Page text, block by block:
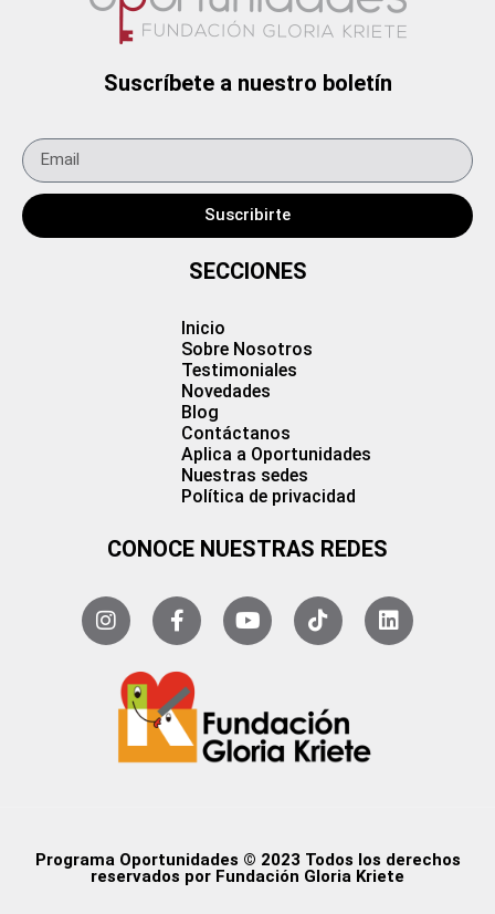
Suscríbete a nuestro boletín
Suscribirte
SECCIONES
Inicio
Sobre Nosotros
Testimoniales
Novedades
Blog
Contáctanos
Aplica a Oportunidades
Nuestras sedes
Política de privacidad
CONOCE NUESTRAS REDES
Programa Oportunidades © 2023 Todos los derechos
reservados por Fundación Gloria Kriete